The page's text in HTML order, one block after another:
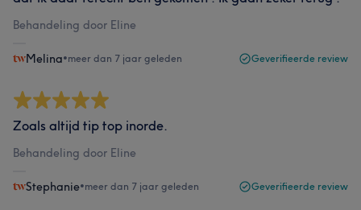
Behandeling door Eline
Melina•meer dan 7 jaar geleden Geverifieerde review
Zoals altijd tip top inorde.
Behandeling door Eline
Stephanie•meer dan 7 jaar geleden Geverifieerde review